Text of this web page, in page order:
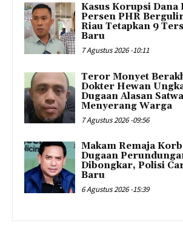
Kasus Korupsi Dana
Persen PHR
Riau Tetapkan 9
Baru
7 Agustus 2026 -10:11
Teror Monyet
Dokter Hewan
Dugaan Alasan
Menyerang Warga
7 Agustus 2026 -09:56
Makam Remaja
Dugaan
Dibongkar, Polisi
Baru
6 Agustus 2026 -15:39